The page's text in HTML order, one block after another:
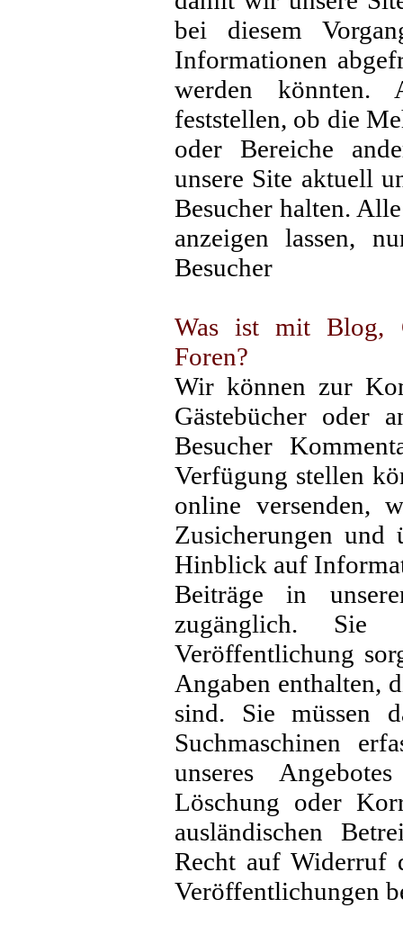
bei diesem
Informationen
werden könnten.
feststellen, ob die
oder Bereiche
unsere Site aktuell
Besucher halten.
anzeigen lassen,
Besucher
Was ist mit Blog,
Foren?
Wir können zur
Gästebücher oder
Besucher
Verfügung stellen
online versenden,
Zusicherungen und
Hinblick auf
Beiträge in
zugänglich.
Veröffentlichung
Angaben enthalten,
sind. Sie müssen
Suchmaschinen
unseres
Löschung oder
ausländischen
Recht auf Widerruf
Veröffentlichungen